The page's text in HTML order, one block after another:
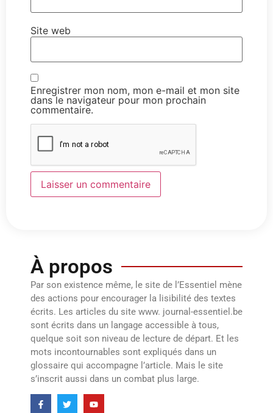
Site web
Enregistrer mon nom, mon e-mail et mon site
dans le navigateur pour mon prochain
commentaire.
À propos
Par son existence même, le site de l’Essentiel mène
des actions pour encourager la lisibilité des textes
écrits. Les articles du site www. journal-essentiel.be
sont écrits dans un langage accessible à tous,
quelque soit son niveau de lecture de départ. Et les
mots incontournables sont expliqués dans un
glossaire qui accompagne l’article. Mais le site
s’inscrit aussi dans un combat plus large.